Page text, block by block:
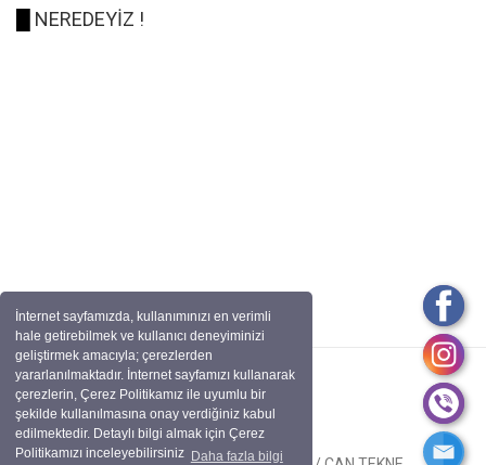
İnternet sayfamızda, kullanımınızı en verimli
hale getirebilmek ve kullanıcı deneyiminizi
geliştirmek amacıyla; çerezlerden
yararlanılmaktadır. İnternet sayfamızı kullanarak
çerezlerin, Çerez Politikamız ile uyumlu bir
şekilde kullanılmasına onay verdiğiniz kabul
edilmektedir. Detaylı bilgi almak için Çerez
Politikamızı inceleyebilirsiniz Daha fazla bilgi
NEREDEYİZ !